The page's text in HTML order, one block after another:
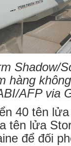
Shadow/
hàng
AFP via
40 tên
tên lửa
để đối